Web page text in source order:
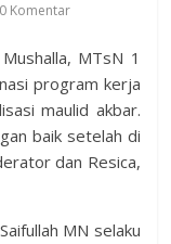
0 Komentar
MTsN 1
program kerja
maulid akbar.
baik setelah di
dan Resica,
MN selaku